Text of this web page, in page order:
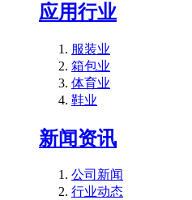
应用行业
服装业
箱包业
体育业
鞋业
新闻资讯
公司新闻
行业动态